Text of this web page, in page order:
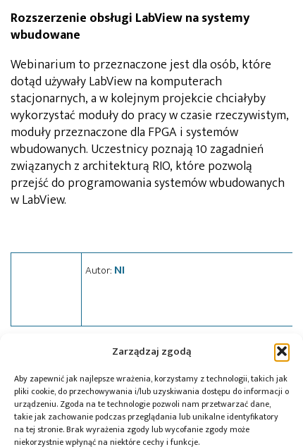
Zarządzaj zgodą
Aby zapewnić jak najlepsze wrażenia, korzystamy z technologii, takich jak
pliki cookie, do przechowywania i/lub uzyskiwania dostępu do informacji o
urządzeniu. Zgoda na te technologie pozwoli nam przetwarzać dane,
takie jak zachowanie podczas przeglądania lub unikalne identyfikatory
na tej stronie. Brak wyrażenia zgody lub wycofanie zgody może
niekorzystnie wpłynąć na niektóre cechy i funkcje.
Rozszerzenie obsługi LabView na systemy
wbudowane
Webinarium to przeznaczone jest dla osób, które
dotąd używały LabView na komputerach
stacjonarnych, a w kolejnym projekcie chciałyby
wykorzystać moduły do pracy w czasie rzeczywistym,
moduły przeznaczone dla FPGA i systemów
wbudowanych. Uczestnicy poznają 10 zagadnień
związanych z architekturą RIO, które pozwolą
przejść do programowania systemów wbudowanych
w LabView.
Autor: NI
National Instruments
webinarium
Przeczytaj również: